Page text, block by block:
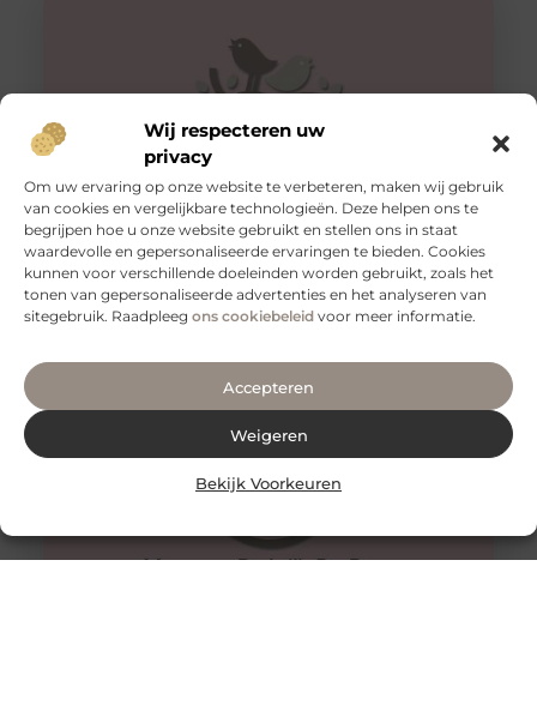
Wij respecteren uw
privacy
Om uw ervaring op onze website te verbeteren, maken wij gebruik
van cookies en vergelijkbare technologieën. Deze helpen ons te
begrijpen hoe u onze website gebruikt en stellen ons in staat
waardevolle en gepersonaliseerde ervaringen te bieden. Cookies
kunnen voor verschillende doeleinden worden gebruikt, zoals het
tonen van gepersonaliseerde advertenties en het analyseren van
sitegebruik. Raadpleeg ons cookiebeleid voor meer informatie.
Accepteren
Weigeren
Bekijk Voorkeuren
Deens.nl: Uw bestemming voor stijlvolle
Scandinavische interieurs
Deens.nl is een gerenommeerd Nederlands bedrijf dat
gespecialiseerd is in de verkoop van Scandinavische